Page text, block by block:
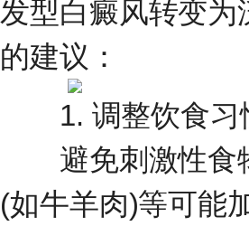
发型白癜风转变为
的建议：
1. 调整饮食习
避免刺激性食
(如牛羊肉)等可能